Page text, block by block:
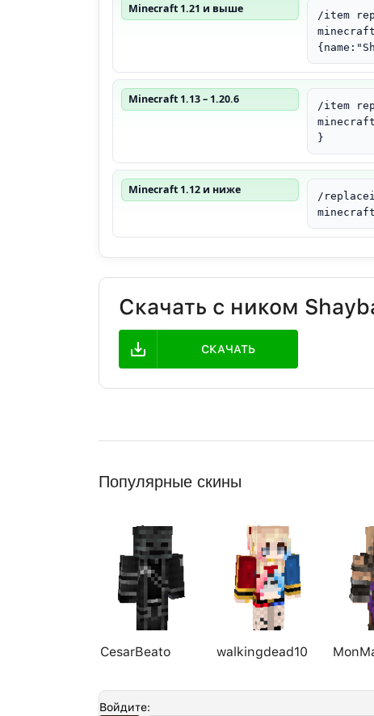
Minecraft 1.21 и выше
/item
Minecraft 1.13 – 1.20.6
/item
}
Minecraft 1.12 и ниже
/
Скачать с ником
СКАЧАТЬ
Популярные скины
CesarBeato walkingdead10
Войдите: